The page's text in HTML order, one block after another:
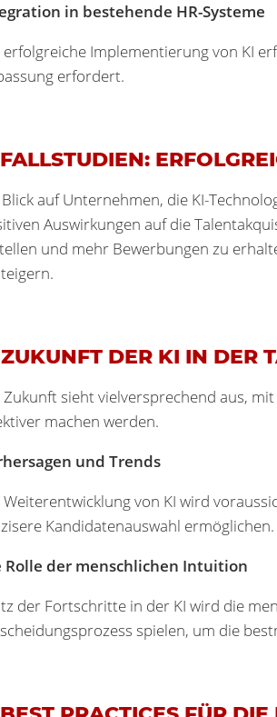
in bestehende HR-Systeme
erfolgreiche Implementierung von KI
erfordert.
Blick auf Unternehmen, die KI-
Auswirkungen auf die
und mehr Bewerbungen zu
DER KI IN DER
Zukunft sieht vielversprechend aus,
machen werden.
und Trends
Weiterentwicklung von KI wird
Kandidatenauswahl ermöglichen.
Rolle der menschlichen Intuition
der Fortschritte in der KI wird die
spielen, um die